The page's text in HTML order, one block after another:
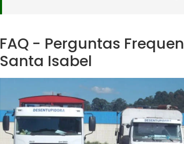
FAQ - Perguntas
Santa Isabel